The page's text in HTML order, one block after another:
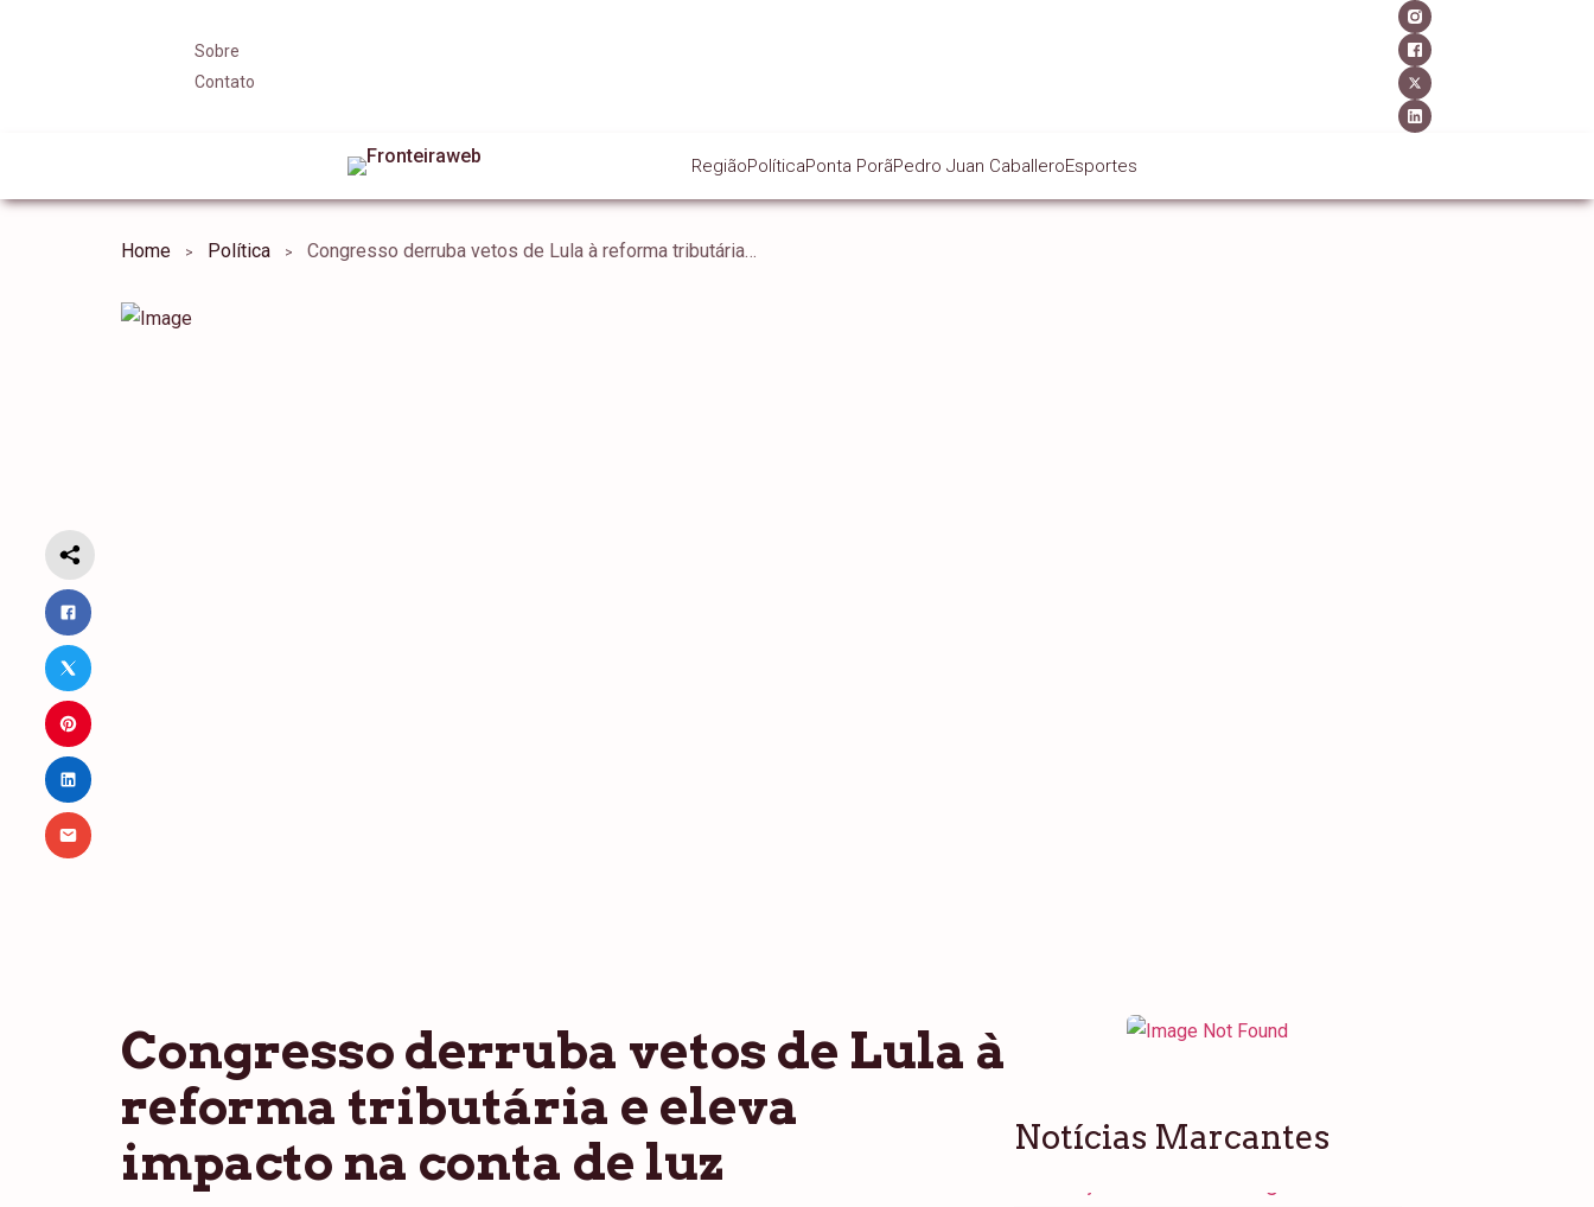
Sobre
Contato
RegiãoPolíticaPonta PorãPedro Juan CaballeroEsportes
Home Política Congresso derruba vetos de Lula à reforma tributária e eleva impacto na conta de luz
Congresso derruba vetos de Lula à
reforma tributária e eleva
impacto na conta de luz
Notícias Marcantes